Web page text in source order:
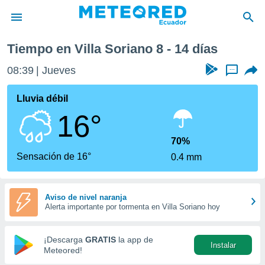
de
ha
para
que se
calidad.
a este
las
y
forma
digital
basada
Tiempo en Villa Soriano 8 - 14 días
08:39 Jueves ...
Lluvia débil
16°
Sensación de 16°
70%
0.4 mm
Aviso de nivel naranja
Alerta importante por tormenta en Villa Soriano hoy
¡Descarga GRATIS la app de
Meteored!
Instalar